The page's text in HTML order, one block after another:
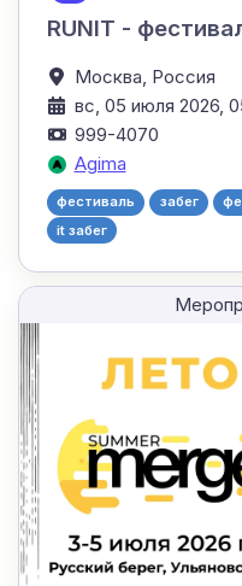
RUNIT -
Москва, Россия
вс, 05 июля 2026,
999-4070
Agima
фестиваль забег
it забег